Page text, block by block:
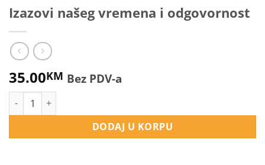
Izazovi našeg vremena i odgovornost
35.00KM Bez PDV-a
Izazovi našeg vremena i odgovornost količina
DODAJ U KORPU